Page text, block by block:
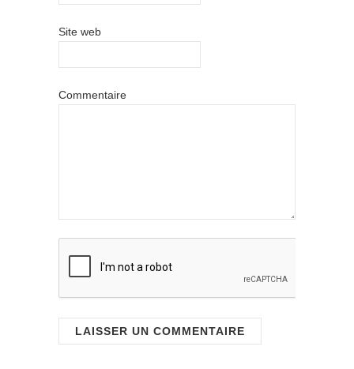
Site web
Commentaire